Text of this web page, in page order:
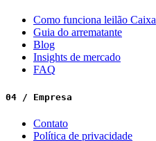
Como funciona leilão Caixa
Guia do arrematante
Blog
Insights de mercado
FAQ
04 / Empresa
Contato
Política de privacidade